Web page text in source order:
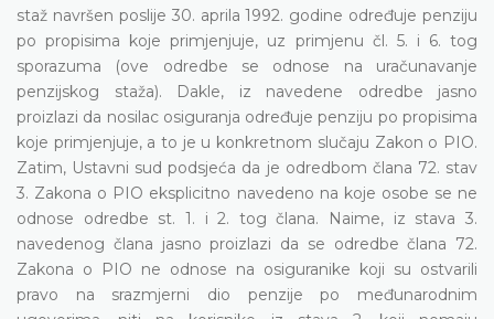
staž navršen poslije 30. aprila 1992. godine određuje penziju
po propisima koje primjenjuje, uz primjenu čl. 5. i 6. tog
sporazuma (ove odredbe se odnose na uračunavanje
penzijskog staža). Dakle, iz navedene odredbe jasno
proizlazi da nosilac osiguranja određuje penziju po propisima
koje primjenjuje, a to je u konkretnom slučaju Zakon o PIO.
Zatim, Ustavni sud podsjeća da je odredbom člana 72. stav
3. Zakona o PIO eksplicitno navedeno na koje osobe se ne
odnose odredbe st. 1. i 2. tog člana. Naime, iz stava 3.
navedenog člana jasno proizlazi da se odredbe člana 72.
Zakona o PIO ne odnose na osiguranike koji su ostvarili
pravo na srazmjerni dio penzije po međunarodnim